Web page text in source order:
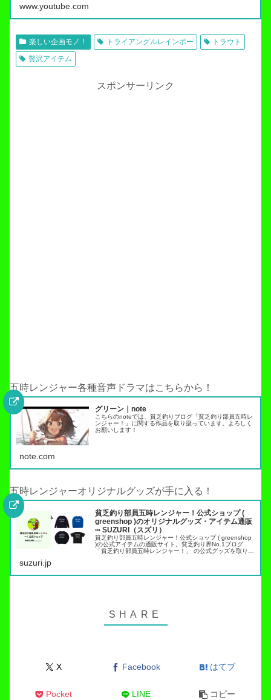
www.youtube.com
楽しい企画モノ！ トライアングルレインボー
トラウト
贅沢アイテム
スポンサーリンク
五時レンジャー各種音声ドラマはこちらから！
グリーン｜note
こちらのnoteでは、貧乏釣りブログ「貧乏釣り部員五時レ
ンジャー！」に関する作品を取り扱っています。よろしく
お願いします！
note.com
五時レンジャーオリジナルグッズが手に入る！
貧乏釣り部員五時レンジャー！公式ショップ (
greenshop )のオリジナルグッズ・アイテム通販
∞ SUZURI（スズリ）
貧乏釣り部員五時レンジャー！公式ショップ ( greenshop
)の公式アイテムの通販サイト。貧乏釣り界No.1ブログ
「貧乏釣り部員五時レンジャー！」 の公式グッズを取り扱
suzuri.jp
X Facebook はてブ
Pocket LINE コピー